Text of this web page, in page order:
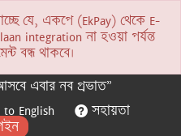
যে, একপে (EkPay) থেকে E-
integration না হওয়া পর্যন্ত
বন্ধ থাকবে।
এবার নব প্রভাত”
to English
সহায়তা